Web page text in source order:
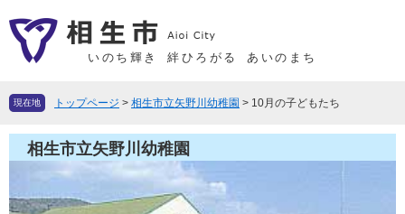
ー
先
す
ニ
を
し
本
いのち輝き 絆ひろがる あいのまち
現在地 トップページ > 相生市立矢野川幼稚園 > 10月の子どもたち
相生市立矢野川幼稚園